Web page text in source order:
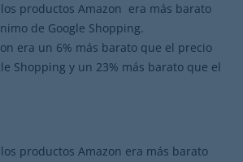
los productos Amazon era más barato
de Google Shopping.
era un 6% más barato que el precio
Shopping y un 23% más barato que el
productos Amazon era más barato